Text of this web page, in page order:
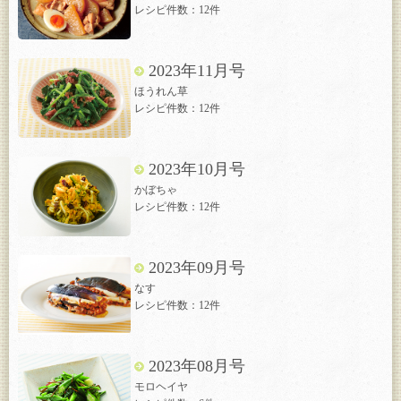
レシピ件数：12件
2023年11月号
ほうれん草
レシピ件数：12件
2023年10月号
かぼちゃ
レシピ件数：12件
2023年09月号
なす
レシピ件数：12件
2023年08月号
モロヘイヤ